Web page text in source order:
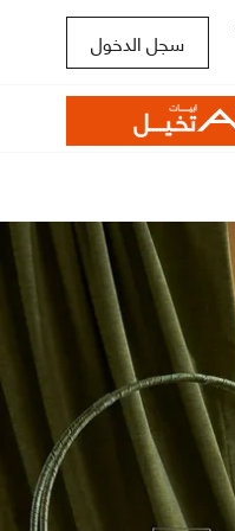
سجل الدخول